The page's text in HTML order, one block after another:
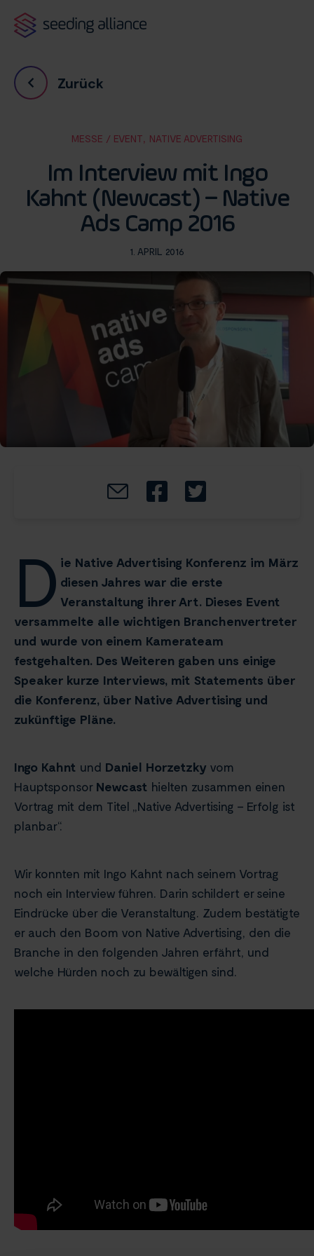
Zurück
MESSE / EVENT, NATIVE ADVERTISING
Im Interview mit Ingo
Kahnt (Newcast) – Native
Ads Camp 2016
1. APRIL 2016
D ie Native Advertising Konferenz im März
diesen Jahres war die erste
Veranstaltung ihrer Art. Dieses Event
versammelte alle wichtigen Branchenvertreter
und wurde von einem Kamerateam
festgehalten. Des Weiteren gaben uns einige
Speaker kurze Interviews, mit Statements über
die Konferenz, über Native Advertising und
zukünftige Pläne.
Ingo Kahnt und Daniel Horzetzky vom
Hauptsponsor Newcast hielten zusammen einen
Vortrag mit dem Titel „Native Advertising – Erfolg ist
planbar“.
Wir konnten mit Ingo Kahnt nach seinem Vortrag
noch ein Interview führen. Darin schildert er seine
Eindrücke über die Veranstaltung. Zudem bestätigte
er auch den Boom von Native Advertising, den die
Branche in den folgenden Jahren erfährt, und
welche Hürden noch zu bewältigen sind.